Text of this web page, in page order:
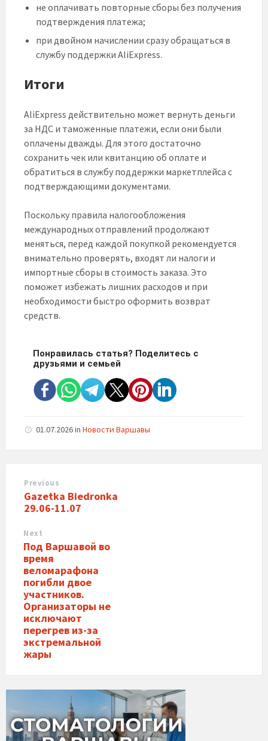
не оплачивать повторные сборы без получения
подтверждения платежа;
при двойном начислении сразу обращаться в
службу поддержки AliExpress.
Итоги
AliExpress действительно может вернуть деньги
за НДС и таможенные платежи, если они были
оплачены дважды. Для этого достаточно
сохранить чек или квитанцию об оплате и
обратиться в службу поддержки маркетплейса с
подтверждающими документами.
Поскольку правила налогообложения
международных отправлений продолжают
меняться, перед каждой покупкой рекомендуется
внимательно проверять, входят ли налоги и
импортные сборы в стоимость заказа. Это
поможет избежать лишних расходов и при
необходимости быстро оформить возврат
средств.
Понравилась статья? Поделитесь с
друзьями и семьей
01.07.2026in Новости Варшавы
Previous
Gazetka Biedronka
29.06-11.07
Next
Под Варшавой во
время
веломарафона
погибли двое
участников.
Организаторы не
исключают
перегрев из-за
экстремальной
жары